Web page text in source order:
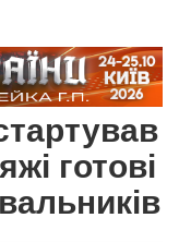
готові